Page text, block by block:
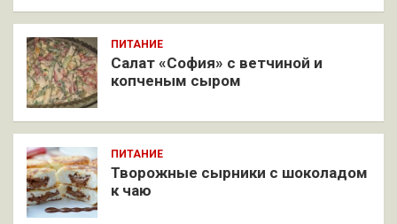
ПИТАНИЕ
Салат «София» с ветчиной и
копченым сыром
ПИТАНИЕ
Творожные сырники с шоколадом
к чаю